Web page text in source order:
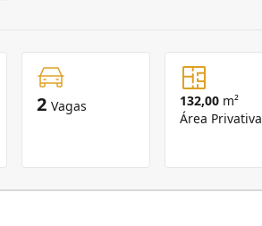
2 Vagas 132,00 m²
Área Privativa